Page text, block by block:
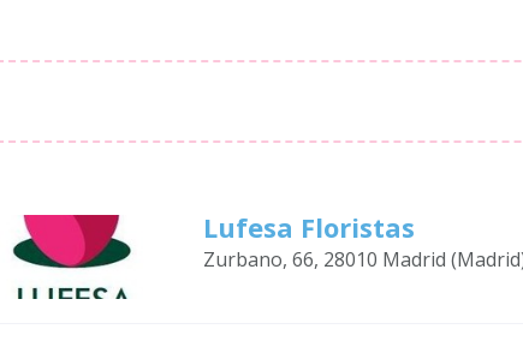
Lufesa Floristas
Zurbano, 66, 28010 Madrid